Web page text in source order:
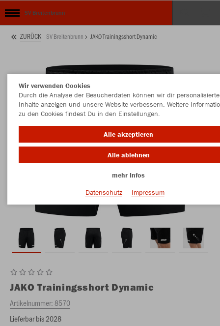
SV Breitenbrunn
ZURÜCK SV Breitenbrunn JAKO Trainingsshort Dynamic
JAKO Trainingsshort Dynamic
Artikelnummer:8570
Lieferbar bis 2028
Wir verwenden Cookies
Durch die Analyse der Besucherdaten können wir dir personalisierte
Inhalte anzeigen und unsere Website verbessern. Weitere
zu den Cookies findest Du in den Einstellungen.
Alle akzeptieren
Alle ablehnen
mehr Infos
Datenschutz
Impressum